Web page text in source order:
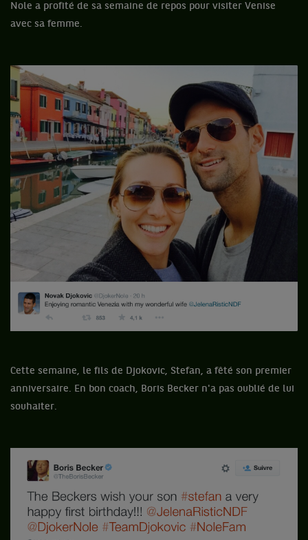
Nole a profité de sa semaine de repos pour visiter Venise
avec sa femme.
Cette semaine, le fils de Djokovic, Stefan, a fêté son premier
anniversaire. En bon coach, Boris Becker n'a pas oublié de lui
souhaiter.